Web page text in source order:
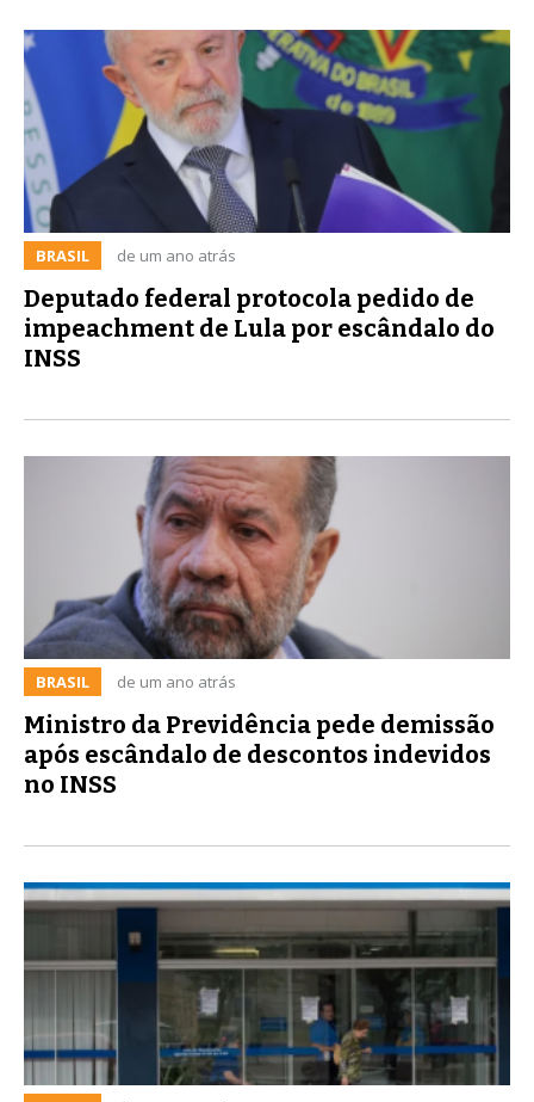
BRASIL de um ano atrás
Deputado federal protocola pedido de
impeachment de Lula por escândalo do
INSS
BRASIL de um ano atrás
Ministro da Previdência pede demissão
após escândalo de descontos indevidos
no INSS